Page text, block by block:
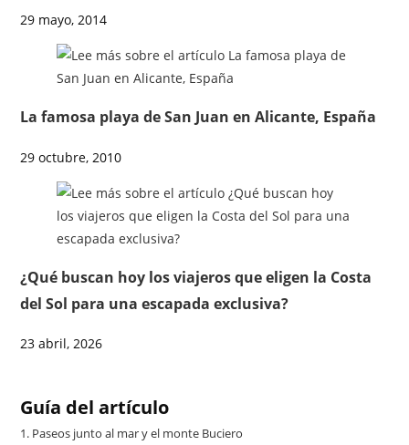
29 mayo, 2014
La famosa playa de San Juan en Alicante, España
29 octubre, 2010
¿Qué buscan hoy los viajeros que eligen la Costa
del Sol para una escapada exclusiva?
23 abril, 2026
Guía del artículo
1. Paseos junto al mar y el monte Buciero